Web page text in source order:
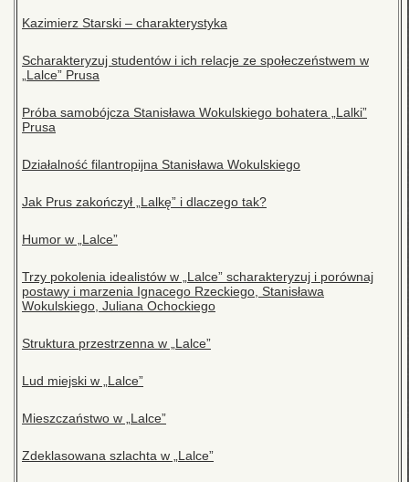
Kazimierz Starski – charakterystyka
Scharakteryzuj studentów i ich relacje ze społeczeństwem w
„Lalce” Prusa
Próba samobójcza Stanisława Wokulskiego bohatera „Lalki”
Prusa
Działalność filantropijna Stanisława Wokulskiego
Jak Prus zakończył „Lalkę” i dlaczego tak?
Humor w „Lalce”
Trzy pokolenia idealistów w „Lalce” scharakteryzuj i porównaj
postawy i marzenia Ignacego Rzeckiego, Stanisława
Wokulskiego, Juliana Ochockiego
Struktura przestrzenna w „Lalce”
Lud miejski w „Lalce”
Mieszczaństwo w „Lalce”
Zdeklasowana szlachta w „Lalce”